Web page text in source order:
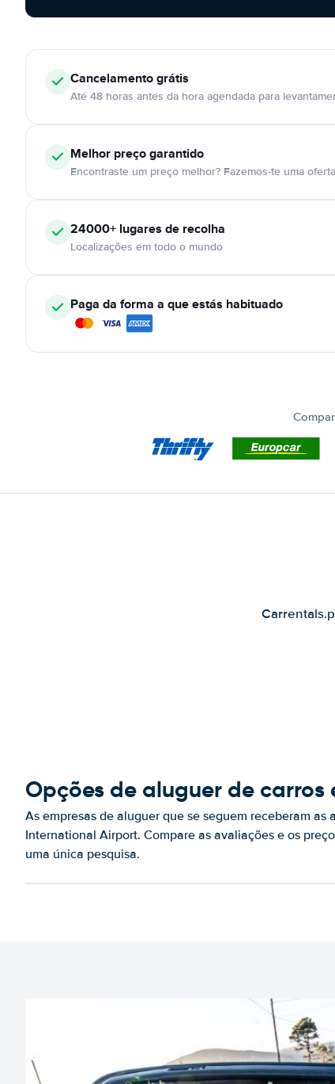
Cancelamentográtis
Até 48 horas antes da hora agendada para
Melhor preço garantido
Encontraste um preço melhor? Fazemos-te uma
24000+ lugares de recolha
Localizações em todo o mundo
Paga da forma a que estás habituado
Opções de aluguer de
As empresas de aluguer que se seguem receberam
International Airport. Compare as avaliações e os
uma única pesquisa.